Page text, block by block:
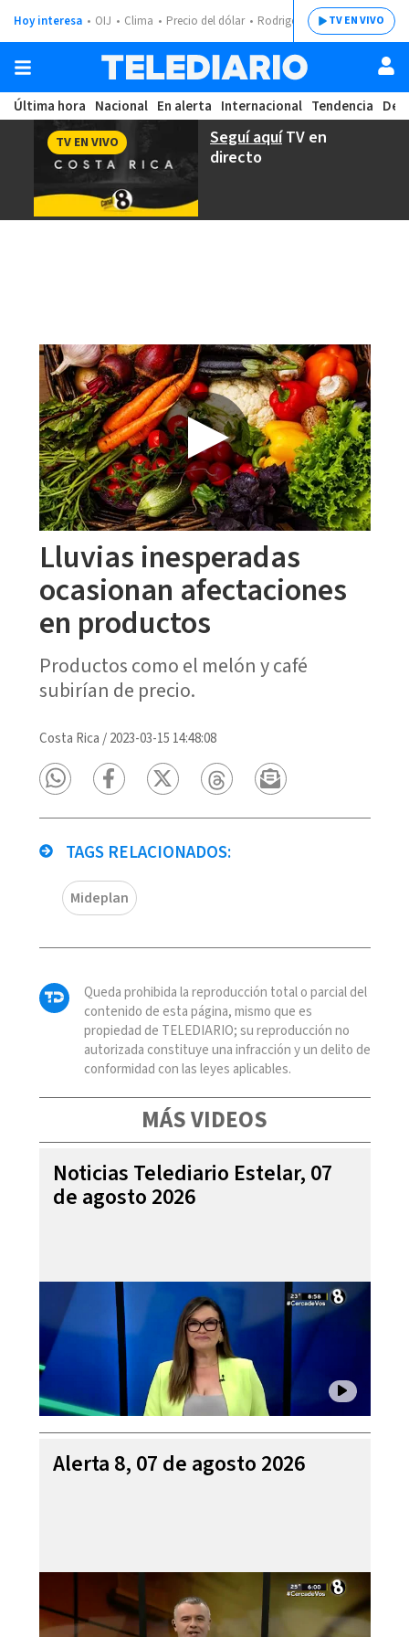
Hoy interesa OIJ Clima Precio del dólar Rodrigo ChavesTV EN VIVO
Última hora Nacional En alerta Internacional Tendencia
Seguí aquíTV en
directo
TV EN VIVO
Lluvias inesperadas
ocasionan afectaciones
en productos
Productos como el melón y café
subirían de precio.
Costa Rica /2023-03-15 14:48:08
TAGS RELACIONADOS:
Mideplan
Queda prohibida la reproducción total o parcial del
contenido de esta página, mismo que es
propiedad de TELEDIARIO; su reproducción no
autorizada constituye una infracción y un delito de
conformidad con las leyes aplicables.
MÁS VIDEOS
Noticias Telediario Estelar, 07
de agosto 2026
Alerta 8, 07 de agosto 2026